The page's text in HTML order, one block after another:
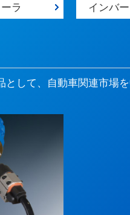
ラ インバー
として、自動車関連市場